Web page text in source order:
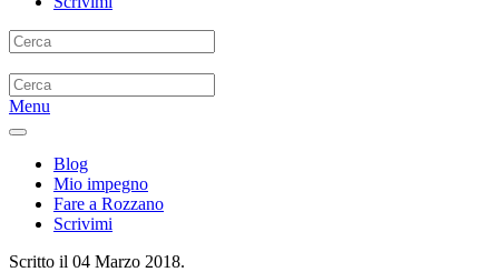
Menu
Blog
Mio impegno
Fare a Rozzano
Scrivimi
Scritto il 04 Marzo 2018.